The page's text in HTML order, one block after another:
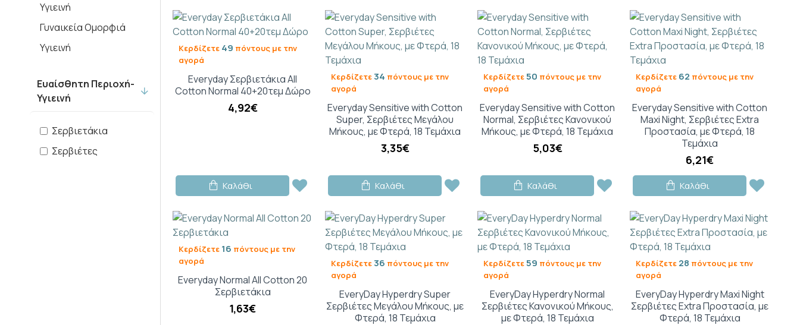
Υγιεινή
Γυναικεία Ομορφιά
Υγιεινή
Ευαίσθητη Περιοχή-
Υγιεινή
Σερβιετάκια
Σερβιέτες
Κερδίζετε 49 πόντους με την
αγορά
Everyday Σερβιετάκια All
Cotton Normal 40+20τεμ Δώρο
4,92€
Καλάθι
Κερδίζετε34 πόντους με την
αγορά
Everyday Sensitive with Cotton
Super, Σερβιέτες Μεγάλου
Μήκους, με Φτερά, 18 Τεμάχια
3,35€
Καλάθι
Κερδίζετε50 πόντους με την
αγορά
Everyday Sensitive with Cotton
Normal, Σερβιέτες Κανονικού
Μήκους, με Φτερά, 18 Τεμάχια
5,03€
Καλάθι
Κερδίζετε 62 πόντους με την
αγορά
Everyday Sensitive with Cotton
Maxi Night, Σερβιέτες Extra
Προστασία, με Φτερά, 18
Τεμάχια
6,21€
Καλάθι
Κερδίζετε 16 πόντους με την
αγορά
Everyday Normal All Cotton 20
Σερβιετάκια
1,63€
Κερδίζετε36 πόντους με την
αγορά
EveryDay Hyperdry Super
Σερβιέτες Μεγάλου Μήκους, με
Φτερά, 18 Τεμάχια
Κερδίζετε59 πόντους με την
αγορά
EveryDay Hyperdry Normal
Σερβιέτες Κανονικού Μήκους,
με Φτερά, 18 Τεμάχια
Κερδίζετε 28 πόντους με την
αγορά
EveryDay Hyperdry Maxi Night
Σερβιέτες Extra Προστασία, με
Φτερά, 18 Τεμάχια